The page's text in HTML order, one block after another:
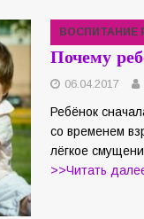
ВОСПИТАНИЕ
Почему
06.04.2017
Ребёнок
со временем
лёгкое
>>Читать